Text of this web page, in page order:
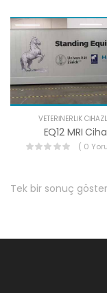
VETERINERLIK
EQ12 MRI
( 0
Tek bir sonuç